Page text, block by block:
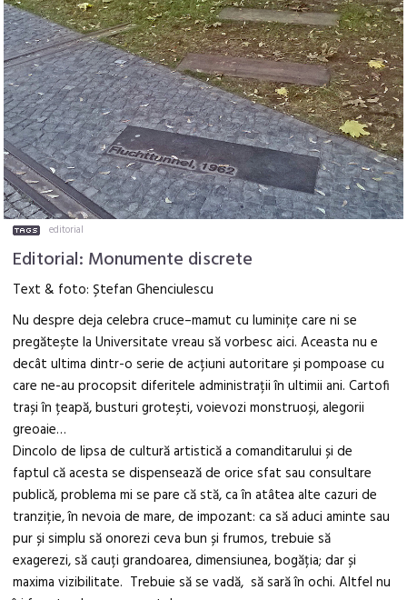
editorial
Editorial: Monumente discrete
Text & foto: Ștefan Ghenciulescu
Nu despre deja celebra cruce–mamut cu luminițe care ni se
pregătește la Universitate vreau să vorbesc aici. Aceasta nu e
decât ultima dintr-o serie de acțiuni autoritare și pompoase cu
care ne-au procopsit diferitele administrații în ultimii ani. Cartofi
trași în țeapă, busturi grotești, voievozi monstruoși, alegorii
greoaie…
Dincolo de lipsa de cultură artistică a comanditarului și de
faptul că acesta se dispensează de orice sfat sau consultare
publică, problema mi se pare că stă, ca în atâtea alte cazuri de
tranziție, în nevoia de mare, de impozant: ca să aduci aminte sau
pur și simplu să onorezi ceva bun și frumos, trebuie să
exagerezi, să cauți grandoarea, dimensiunea, bogăția; dar și
maxima vizibilitate. Trebuie să se vadă, să sară în ochi. Altfel nu